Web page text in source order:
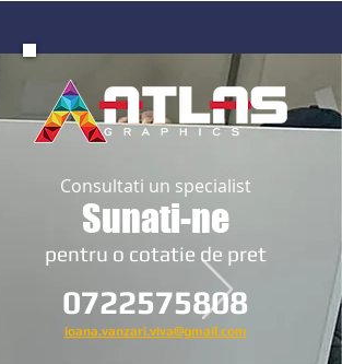
Consultati un specialist
Sunati-ne
​pentru o cotatie de pret
0722575808
ioana.vanzari.viva@gmail.com